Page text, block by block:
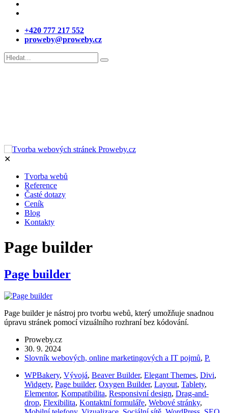
+420 777 217 552
proweby@proweby.cz
✕
Tvorba webů
Reference
Časté dotazy
Ceník
Blog
Kontakty
Page builder
Page builder
Page builder je nástroj pro tvorbu webů, který umožňuje snadnou
úpravu stránek pomocí vizuálního rozhraní bez kódování.
Proweby.cz
30. 9. 2024
Slovník webových, online marketingových a IT pojmů, P.
WPBakery, Vývojá, Beaver Builder, Elegant Themes, Divi,
Widgety, Page builder, Oxygen Builder, Layout, Tablety,
Elementor, Kompatibilita, Responsivní design, Drag-and-
drop, Flexibilita, Kontaktní formuláře, Webové stránky,